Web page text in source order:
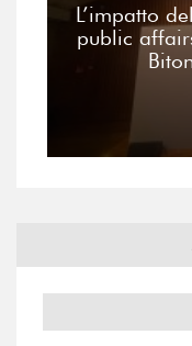
L’impatto
public